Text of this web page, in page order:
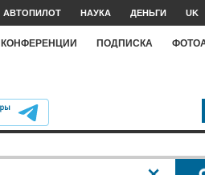
АВТОПИЛОТ НАУКА ДЕНЬГИ UK
КОНФЕРЕНЦИИ ПОДПИСКА